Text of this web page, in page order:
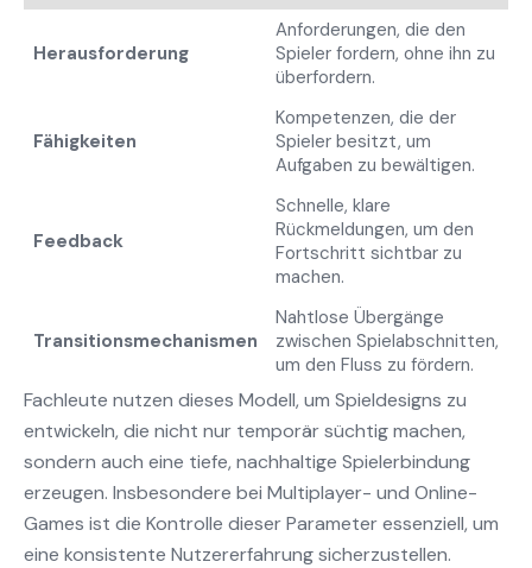
Herausforderung
Anforderungen, die den
Spieler fordern, ohne ihn zu
überfordern.
Fähigkeiten
Kompetenzen, die der
Spieler besitzt, um
Aufgaben zu bewältigen.
Feedback
Schnelle, klare
Rückmeldungen, um den
Fortschritt sichtbar zu
machen.
Transitionsmechanismen
Nahtlose Übergänge
zwischen Spielabschnitten,
um den Fluss zu fördern.
Fachleute nutzen dieses Modell, um Spieldesigns zu
entwickeln, die nicht nur temporär süchtig machen,
sondern auch eine tiefe, nachhaltige Spielerbindung
erzeugen. Insbesondere bei Multiplayer- und Online-
Games ist die Kontrolle dieser Parameter essenziell, um
eine konsistente Nutzererfahrung sicherzustellen.